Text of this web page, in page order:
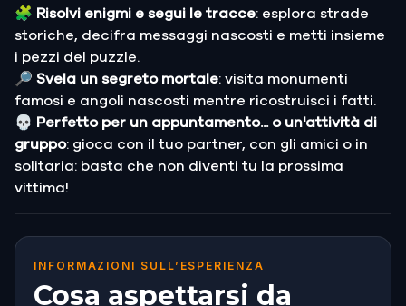
🧩 Risolvi enigmi e segui le tracce: esplora strade
storiche, decifra messaggi nascosti e metti insieme
i pezzi del puzzle.
🔎 Svela un segreto mortale: visita monumenti
famosi e angoli nascosti mentre ricostruisci i fatti.
💀 Perfetto per un appuntamento... o un'attività di
gruppo: gioca con il tuo partner, con gli amici o in
solitaria: basta che non diventi tu la prossima
vittima!
INFORMAZIONI SULL’ESPERIENZA
Cosa aspettarsi da